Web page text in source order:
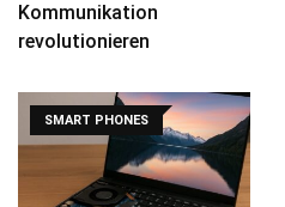
Kommunikation
revolutionieren
SMART PHONES